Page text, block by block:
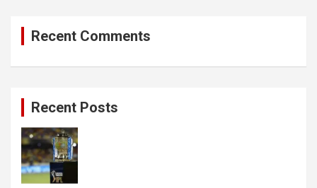
Recent Comments
Recent Posts